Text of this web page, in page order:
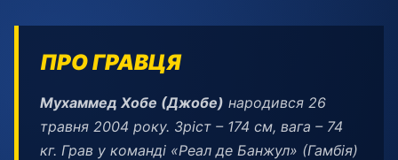
ПРО ГРАВЦЯ
Мухаммед Хобе (Джобе) народився 26
травня 2004 року. Зріст – 174 см, вага – 74
кг. Грав у команді «Реал де Банжул» (Гамбія)